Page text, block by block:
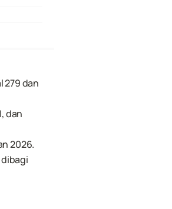
279 dan
dan
2026.
dibagi